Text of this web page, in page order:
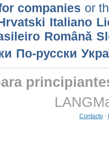
companies or
Italiano
Română
По-русски
Contacto-